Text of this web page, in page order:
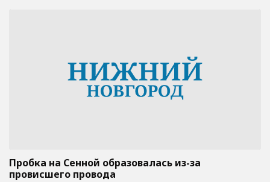
Пробка на Сенной образовалась из-за
провисшего провода